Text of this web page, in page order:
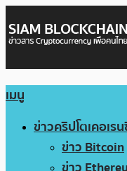
เมนู
ข่าวคริปโตเคอเร
ข่าว Bitcoin